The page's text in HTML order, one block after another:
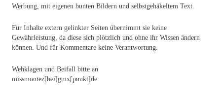
Werbung, mit eigenen bunten Bildern und selbstgehäkeltem Text.
Für Inhalte extern gelinkter Seiten übernimmt sie keine
Gewährleistung, da diese sich plötzlich und ohne ihr Wissen ändern
können. Und für Kommentare keine Verantwortung.
Wehklagen und Beifall bitte an
missmontez[bei]gmx[punkt]de